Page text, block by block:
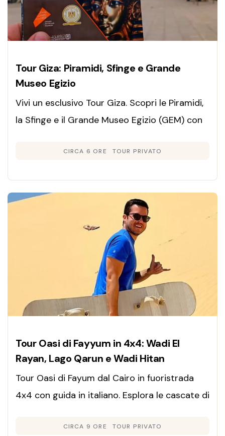
Tour Giza: Piramidi, Sfinge e Grande
Museo Egizio
Vivi un esclusivo Tour Giza. Scopri le Piramidi,
la Sfinge e il Grande Museo Egizio (GEM) con
CIRCA 6 ORE TOUR PRIVATO
Tour Oasi di Fayyum in 4x4: Wadi El
Rayan, Lago Qarun e Wadi Hitan
Tour Oasi di Fayum dal Cairo in fuoristrada
4x4 con guida in italiano. Esplora le cascate di
Lago Magico.CIRCA 9 ORE TOUR PRIVATO